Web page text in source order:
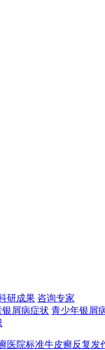
研成果 咨询专家
银屑病症状 青少年银屑
医院标准牛皮癣反复发